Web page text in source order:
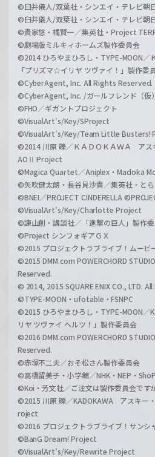
©臼井儀人/双葉社・シンエイ・テレビ朝
©臼井儀人/双葉社・シンエイ・テレビ朝
©貴家悠・橘賢一／集英社・Project
©劇場版ミルキィホームズ製作委員会
©2014 ひろやまひろし・TYPE-MOON／
「プリズマ☆イリヤ ツヴァイ！」製作委
©CyberAgent, Inc. All Rights Reserved.
©CyberAgent, Inc. /ガールフレンド（仮
©FHO／ギガントプロジェクト
©VisualArt's/Key/SProject
©VisualArt's/Key/Team Little Busters!
©2014 川原 礫／ＫＡＤＯＫＡＷＡ アス
AOⅡ Project
©Magica Quartet／Aniplex・Madoka
©矢吹健太朗・長谷見沙貴／集英社・と
©BNEI／PROJECT CINDERELLA
©VisualArt's/Key/Charlotte Project
©諫山創・講談社／「進撃の巨人」製作
©Project シンフォギアＧＸ
©2015 プロジェクトラブライブ！ムービ
©2015 DMM.com POWERCHORD
Reserved.
© 2014, 2015 SQUARE ENIX CO., LTD.
©TYPE-MOON・ufotable・FSNPC
©2015 ひろやまひろし・TYPE-MOON／
リヤ ツヴァイ ヘルツ！」製作委員会
©2016 DMM.com POWERCHORD
Reserved.
©赤塚不二夫／おそ松さん製作委員会
©高橋留美子・小学館／NHK・NEP・
©Koi・芳文社／ご注文は製作委員会です
©2015 川原 礫／KADOKAWA アスキー
roject
©2016 プロジェクトラブライブ！サンシ
©BanG Dream! Project
©VisualArt's/Key/Rewrite Project